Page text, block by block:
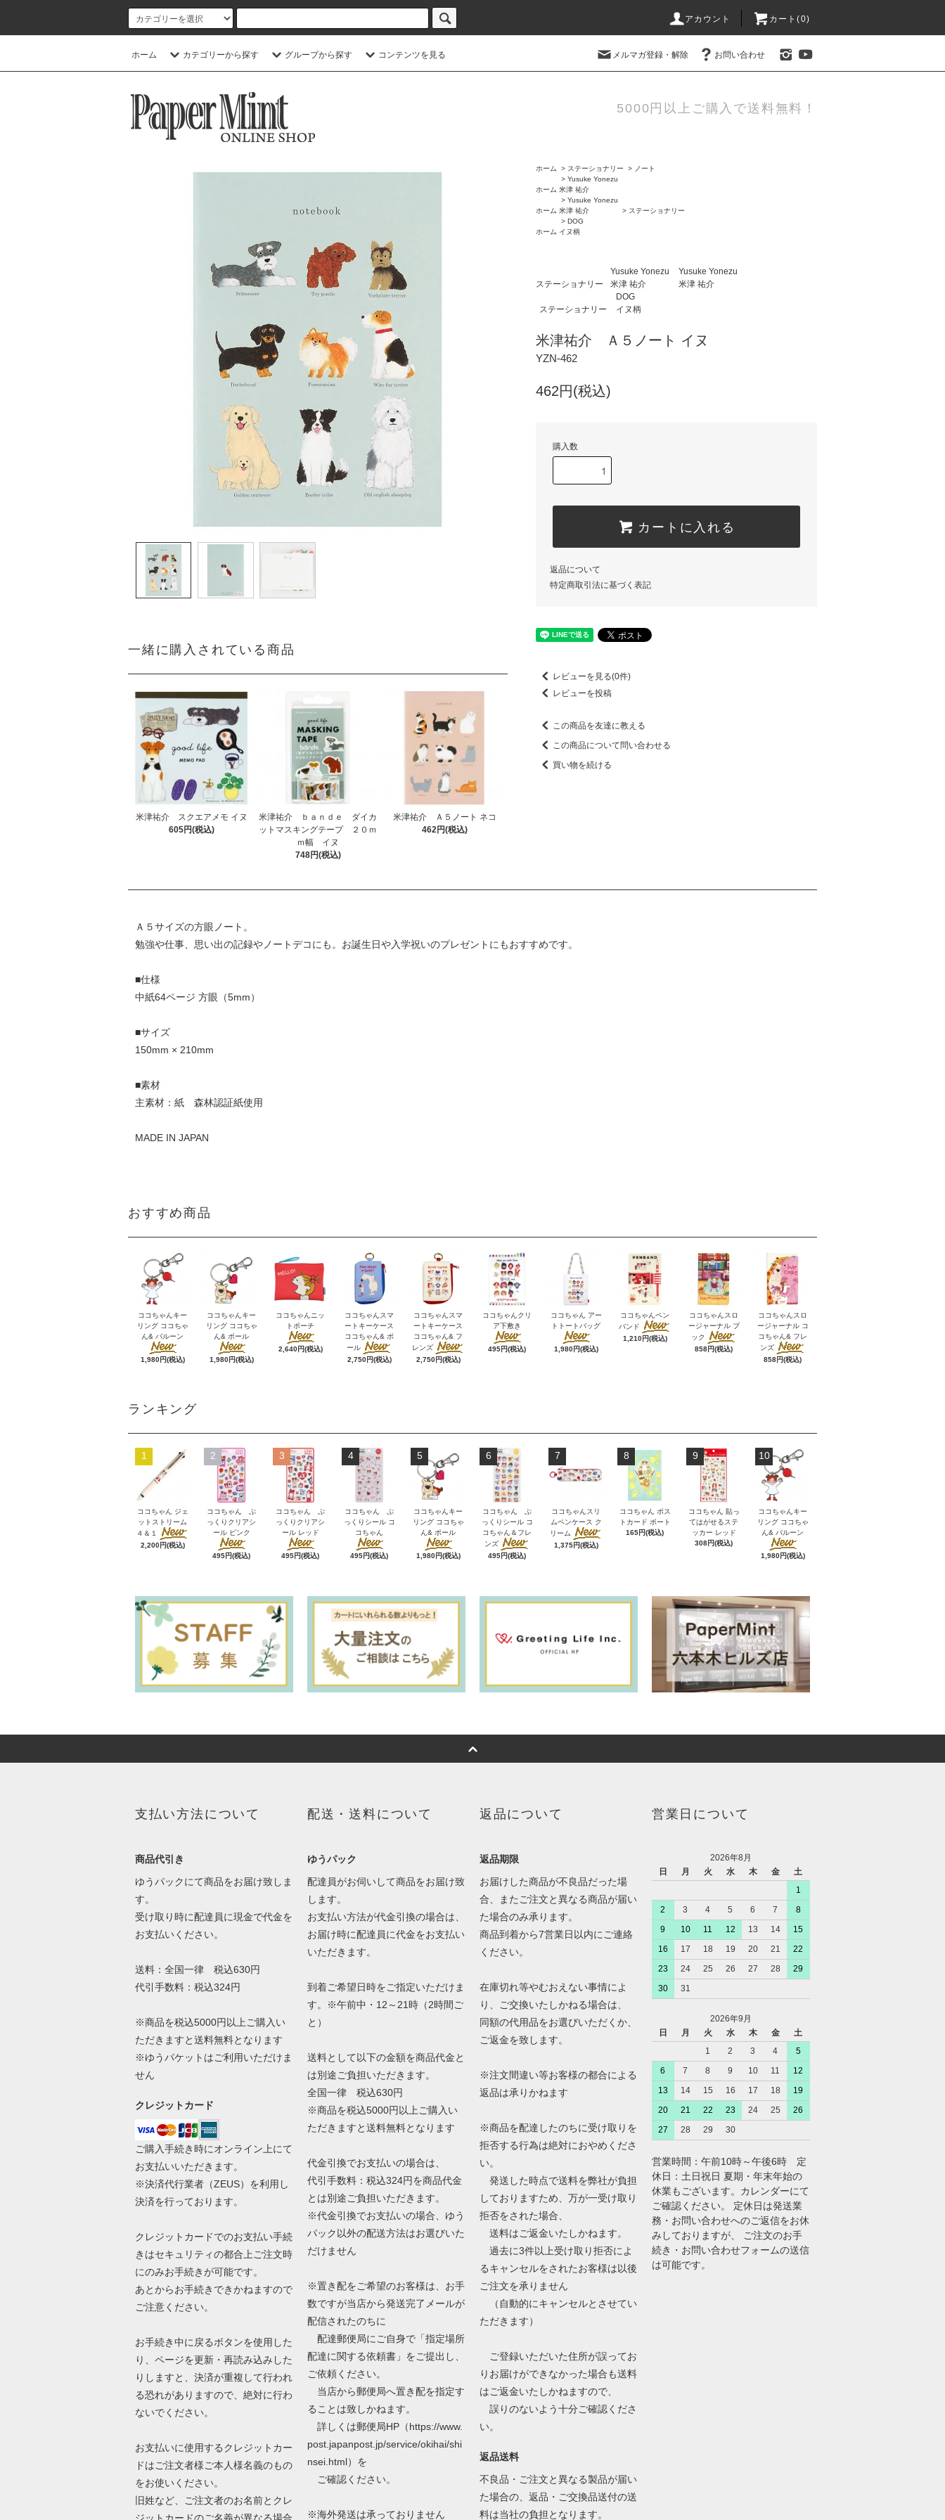
アカウント カート(0)
ホーム カテゴリーから探す グループから探す コンテンツを見る メルマガ登録・解除 お問い合わせ
5000円以上ご購入で送料無料！
一緒に購入されている商品
米津祐介 スクエアメモ イヌ
605円(税込)
米津祐介 ｂａｎｄｅ ダイカ
ットマスキングテープ ２０ｍ
ｍ幅 イヌ
748円(税込)
米津祐介 Ａ５ノート ネコ
462円(税込)
ホーム > ステーショナリー > ノート
ホーム
> Yusuke Yonezu
米津 祐介
ホーム
> Yusuke Yonezu
米津 祐介
> ステーショナリー
ホーム
> DOG
イヌ柄
ステーショナリー
Yusuke Yonezu
米津 祐介
Yusuke Yonezu
米津 祐介
ステーショナリー
DOG
イヌ柄
米津祐介 Ａ５ノート イヌ
YZN-462
462円(税込)
購入数
カートに入れる
返品について
特定商取引法に基づく表記
レビューを見る(0件)
レビューを投稿
この商品を友達に教える
この商品について問い合わせる
買い物を続ける
Ａ５サイズの方眼ノート。
勉強や仕事、思い出の記録やノートデコにも。お誕生日や入学祝いのプレゼントにもおすすめです。
■仕様
中紙64ページ 方眼（5mm）
■サイズ
150mm × 210mm
■素材
主素材：紙 森林認証紙使用
MADE IN JAPAN
おすすめ商品
ココちゃんキー
リング ココちゃ
ん& バルーン
1,980円(税込)
ココちゃんキー
リング ココちゃ
ん& ポール
1,980円(税込)
ココちゃんニッ
トポーチ
2,640円(税込)
ココちゃんスマ
ートキーケース
ココちゃん& ポ
ール
2,750円(税込)
ココちゃんスマ
ートキーケース
ココちゃん& フ
レンズ
2,750円(税込)
ココちゃんクリ
ア下敷き
495円(税込)
ココちゃん アー
トトートバッグ
1,980円(税込)
ココちゃんペン
バンド
1,210円(税込)
ココちゃんスロ
ージャーナル ブ
ック
858円(税込)
ココちゃんスロ
ージャーナル コ
コちゃん& フレ
ンズ
858円(税込)
ランキング
1
ココちゃん ジェ
ットストリーム
４＆１
2,200円(税込)
2
ココちゃん ぷ
っくりクリアシ
ール ピンク
495円(税込)
3
ココちゃん ぷ
っくりクリアシ
ール レッド
495円(税込)
4
ココちゃん ぷ
っくりシール コ
コちゃん
495円(税込)
5
ココちゃんキー
リング ココちゃ
ん& ポール
1,980円(税込)
6
ココちゃん ぷ
っくりシール コ
コちゃん＆フレ
ンズ
495円(税込)
7
ココちゃんスリ
ムペンケース ク
リーム
1,375円(税込)
8
ココちゃん ポス
トカード ボート
165円(税込)
9
ココちゃん 貼っ
てはがせるステ
ッカー レッド
308円(税込)
10
ココちゃんキー
リング ココちゃ
ん& バルーン
1,980円(税込)
支払い方法について
商品代引き
ゆうパックにて商品をお届け致しま
す。
受け取り時に配達員に現金で代金を
お支払いください。
送料：全国一律 税込630円
代引手数料：税込324円
※商品を税込5000円以上ご購入い
ただきますと送料無料となります
※ゆうパケットはご利用いただけま
せん
クレジットカード
ご購入手続き時にオンライン上にて
お支払いいただきます。
※決済代行業者（ZEUS）を利用し
決済を行っております。
クレジットカードでのお支払い手続
きはセキュリティの都合上ご注文時
にのみお手続きが可能です。
あとからお手続きできかねますので
ご注意ください。
お手続き中に戻るボタンを使用した
り、ページを更新・再読み込みした
りしますと、決済が重複して行われ
る恐れがありますので、絶対に行わ
ないでください。
お支払いに使用するクレジットカー
ドはご注文者様ご本人様名義のもの
をお使いください。
旧姓など、ご注文者のお名前とクレ
配送・送料について
ゆうパック
配達員がお伺いして商品をお届け致
します。
お支払い方法が代金引換の場合は、
お届け時に配達員に代金をお支払い
いただきます。
到着ご希望日時をご指定いただけま
す。※午前中・12～21時（2時間ご
と）
送料として以下の金額を商品代金と
は別途ご負担いただきます。
全国一律 税込630円
※商品を税込5000円以上ご購入い
ただきますと送料無料となります
代金引換でお支払いの場合は、
代引手数料：税込324円を商品代金
とは別途ご負担いただきます。
※代金引換でお支払いの場合、ゆう
パック以外の配送方法はお選びいた
だけません
※置き配をご希望のお客様は、お手
数ですが当店から発送完了メールが
配信されたのちに
配達郵便局にご自身で「指定場所
配達に関する依頼書」をご提出し、
ご依頼ください。
当店から郵便局へ置き配を指定す
ることは致しかねます。
詳しくは郵便局HP（https://www.
post.japanpost.jp/service/okihai/shi
nsei.html）を
ご確認ください。
※海外発送は承っておりません
返品について
返品期限
お届けした商品が不良品だった場
合、またご注文と異なる商品が届い
た場合のみ承ります。
商品到着から7営業日以内にご連絡
ください。
在庫切れ等やむおえない事情によ
り、ご交換いたしかねる場合は、
同額の代用品をお選びいただくか、
ご返金を致します。
※注文間違い等お客様の都合による
返品は承りかねます
※商品を配達したのちに受け取りを
拒否する行為は絶対におやめくださ
い。
発送した時点で送料を弊社が負担
しておりますため、万が一受け取り
拒否をされた場合、
送料はご返金いたしかねます。
過去に3件以上受け取り拒否によ
るキャンセルをされたお客様は以後
ご注文を承りません
（自動的にキャンセルとさせてい
ただきます）
ご登録いただいた住所が誤ってお
りお届けができなかった場合も送料
はご返金いたしかねますので、
誤りのないよう十分ご確認くださ
い。
返品送料
不良品・ご注文と異なる製品が届い
た場合の、返品・ご交換品送付の送
料は当社の負担となります。
営業日について
2026年8月
日
月 火 水 木 金
土
1
2
3 4 5 6 7
8
9
10 11 12 13 14
15
16
17 18 19 20 21
22
23
24 25 26 27 28
29
30
31
2026年9月
日
月 火 水 木 金
土
1
2 3 4
5
6
7 8 9 10 11
12
13
14 15 16 17 18
19
20
21 22 23 24 25
26
27
28 29 30
営業時間：午前10時～午後6時 定
休日：土日祝日 夏期・年末年始の
休業もございます。カレンダーにて
ご確認ください。 定休日は発送業
務・お問い合わせへのご返信をお休
みしておりますが、 ご注文のお手
続き・お問い合わせフォームの送信
は可能です。